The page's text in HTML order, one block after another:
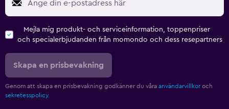
Mejla mig produkt- och serviceinformation, toppenpriser
och specialerbjudanden från momondo och dess resepartners
Skapa en prisbevakning
Genom att skapa en prisbevakning godkänner du våra användarvillkor och
sekretesspolicy.